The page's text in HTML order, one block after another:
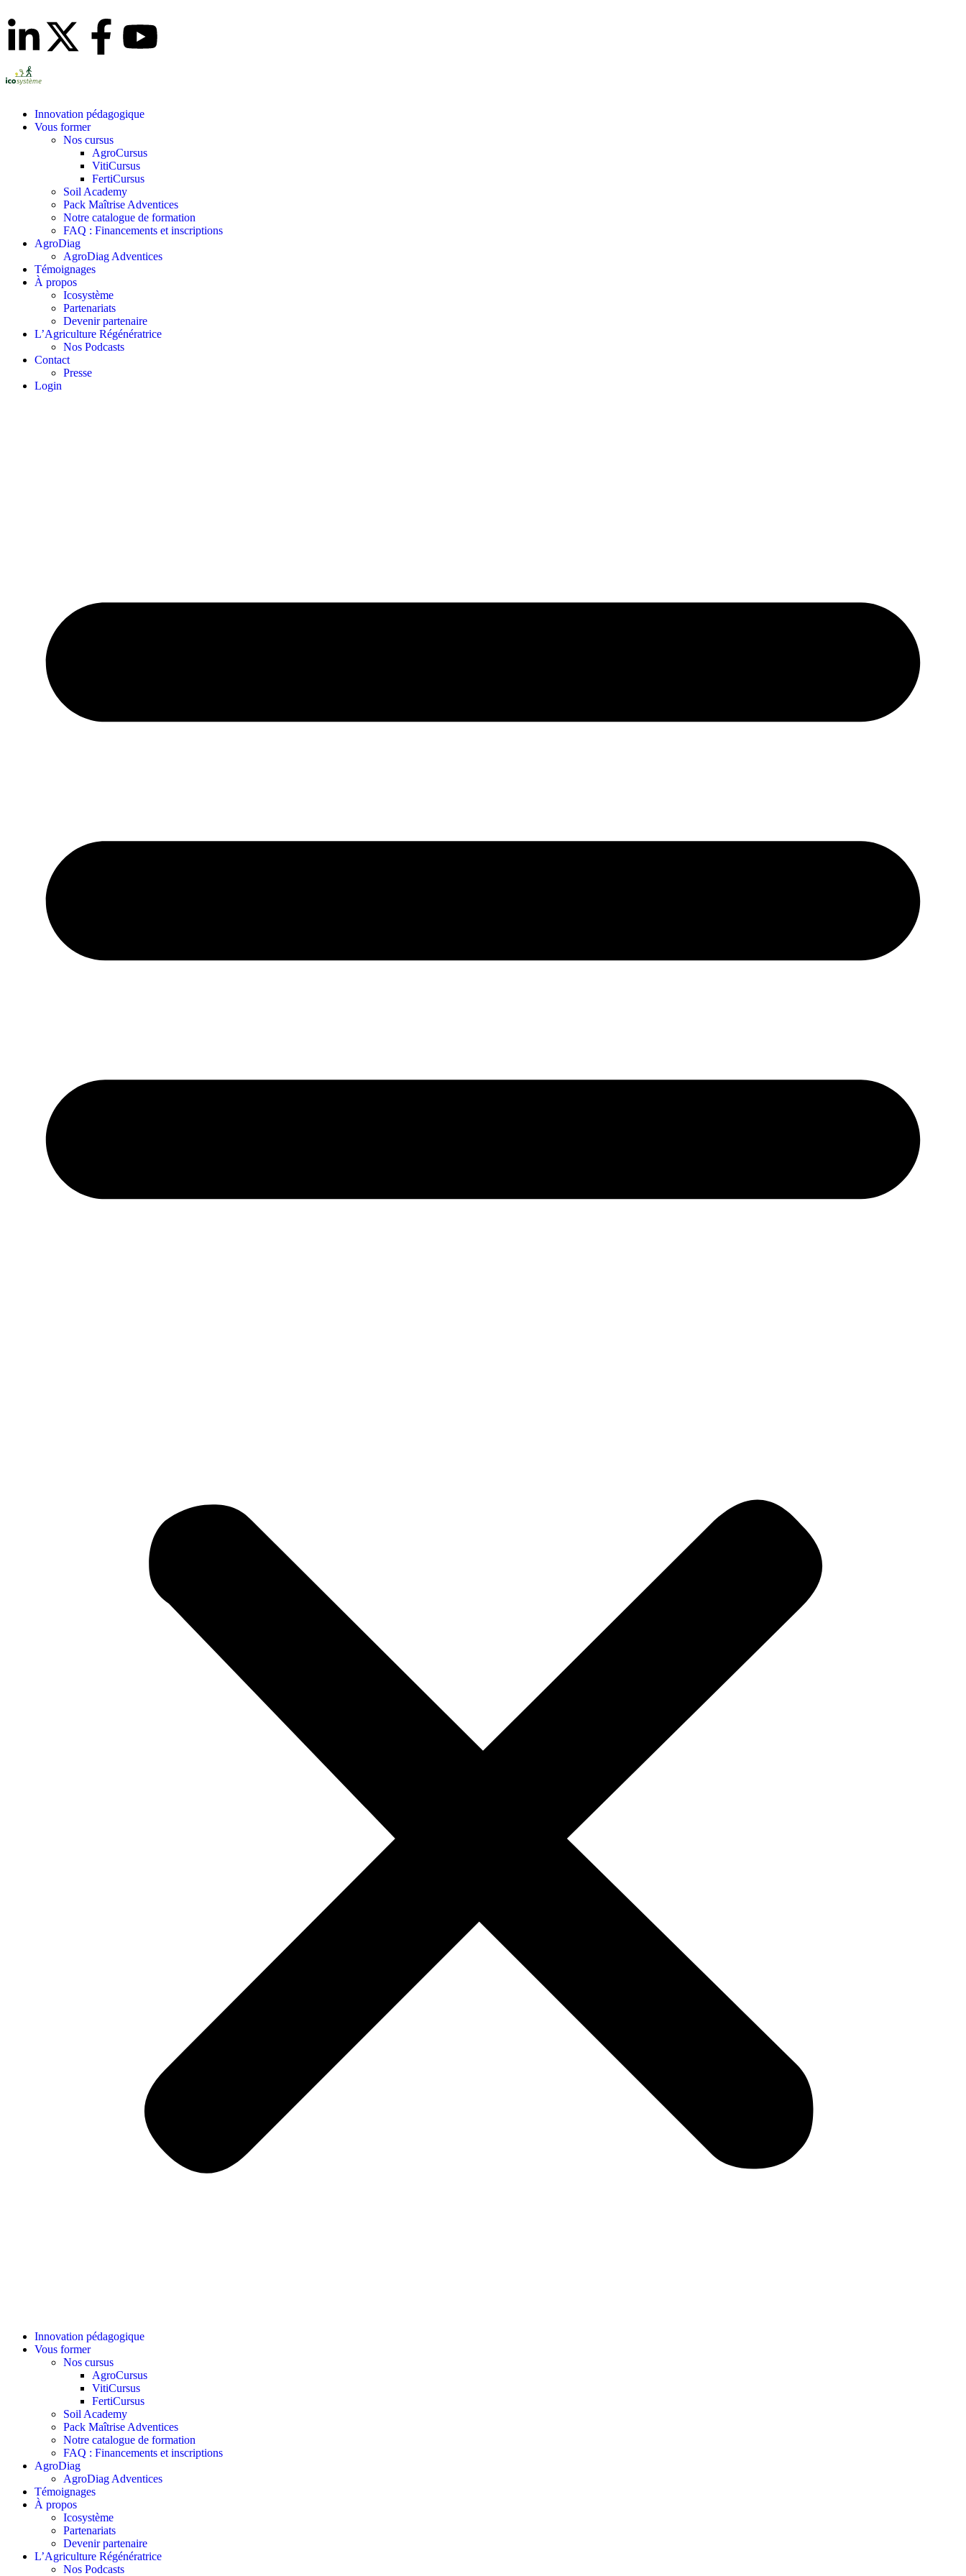
Innovation pédagogique
Vous former
Nos cursus
AgroCursus
VitiCursus
FertiCursus
Soil Academy
Pack Maîtrise Adventices
Notre catalogue de formation
FAQ : Financements et inscriptions
AgroDiag
AgroDiag Adventices
Témoignages
À propos
Icosystème
Partenariats
Devenir partenaire
L’Agriculture Régénératrice
Nos Podcasts
Contact
Presse
Login
Innovation pédagogique
Vous former
Nos cursus
AgroCursus
VitiCursus
FertiCursus
Soil Academy
Pack Maîtrise Adventices
Notre catalogue de formation
FAQ : Financements et inscriptions
AgroDiag
AgroDiag Adventices
Témoignages
À propos
Icosystème
Partenariats
Devenir partenaire
L’Agriculture Régénératrice
Nos Podcasts